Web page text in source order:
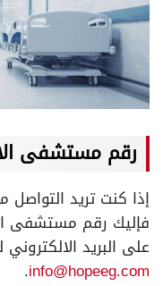
رقم مستشفى
إذا كنت تريد
على البريد
info@hopeeg.com
.